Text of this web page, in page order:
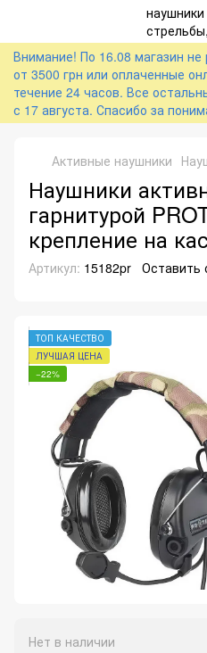
Внимание! По 16.08 магазин
от 3500 грн или оплаченные
течение 24 часов. Все
с 17 августа. Спасибо за
Активные наушники
Наушники
гарнитурой
крепление на
Артикул: 15182pr Оставить
ТОП КАЧЕСТВО
ЛУЧШАЯ ЦЕНА
−22%
Нет в наличии